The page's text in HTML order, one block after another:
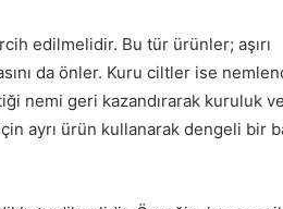
edilmelidir. Bu tür ürünler; aşırı
da önler. Kuru ciltler ise
nemi geri kazandırarak kuruluk
ayrı ürün kullanarak dengeli bir